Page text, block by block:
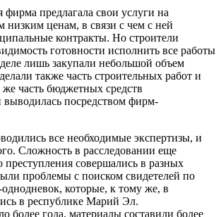
фирма предлагала свои услуги на
низким ценам, в связи с чем с ней
контракты. Но строители
готовности исполнить все работы
лишь закупали небольшой объем
также часть строительных работ и
часть бюджетных средств
выводилась посредством фирм-
все необходимые экспертизы, и
Сложность в расследовании еще
преступления совершались в разных
проблемы с поиском свидетелей по
которые, к тому же, в
в республике Марий Эл.
более года, материалы составили более